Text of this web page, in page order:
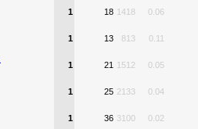
1 18 1418 0.06
1 13 813 0.11
1 21 1512 0.05
1 25 2133 0.04
1 36 3100 0.02